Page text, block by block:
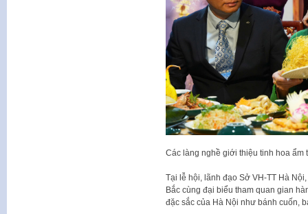
Các làng nghề giới thiệu tinh hoa ẩm
Tại lễ hội, lãnh đạo Sở VH-TT Hà
Bắc cùng đại biểu tham quan gian
đặc sắc của Hà Nội như bánh cuốn,